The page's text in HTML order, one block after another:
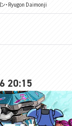
・Ryugon Daimonji
20:15